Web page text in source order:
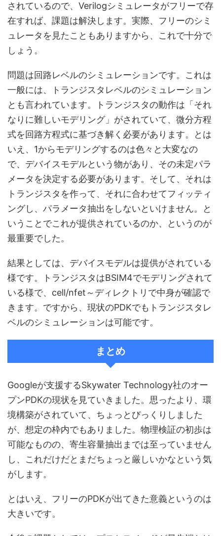
されているので、Verilogシミュレータがフリーで存
在すれば、課題は解決します。実際、フリーのシミ
ュレータを見たこともありますから、これで十分で
しょう。
問題は回路レベルのシミュレーションです。これは
一般には、トランジスタレベルのシミュレーション
とも言われています。トランジスタの動作は「それ
なりに難しいモデリング」がされていて、微分方程
式を回路方程式に基づき解く必要があります。とは
いえ、1からモデリングするのは色々と大変なの
で、デバイスモデルという物があり、その未定パラ
メータを決定する必要があります。そして、それは
トランジスタを作って、それに合わせてフィッティ
ングし、パラメータ抽出をしないといけません。と
いうことでこれが提供されているのか、というのが
最重要でした。
結果としては、デバイスモデルは提供がされている
様です。トランジスタはBSIM4でモデリングされて
いる様で、cell/nfet～ディレクトリで中身が確認で
きます。ですから、現状のPDKでもトランジスタレ
ベルのシミュレーションは可能です。
まとめ
Googleが支援するSkywater Technology社のオー
プンPDKの現状を見ていきました。思ったより、環
境構築がされていて、ちょっとびっくりしました
が、想定の枠内でもありました。物理検証の初歩は
可能なものの、寄生容量抽出までは至っていません
し、これだけだとまだちょっと厳しいかなという気
がします。
とはいえ、フリーのPDKが出てきた意義というのは
大きいです。